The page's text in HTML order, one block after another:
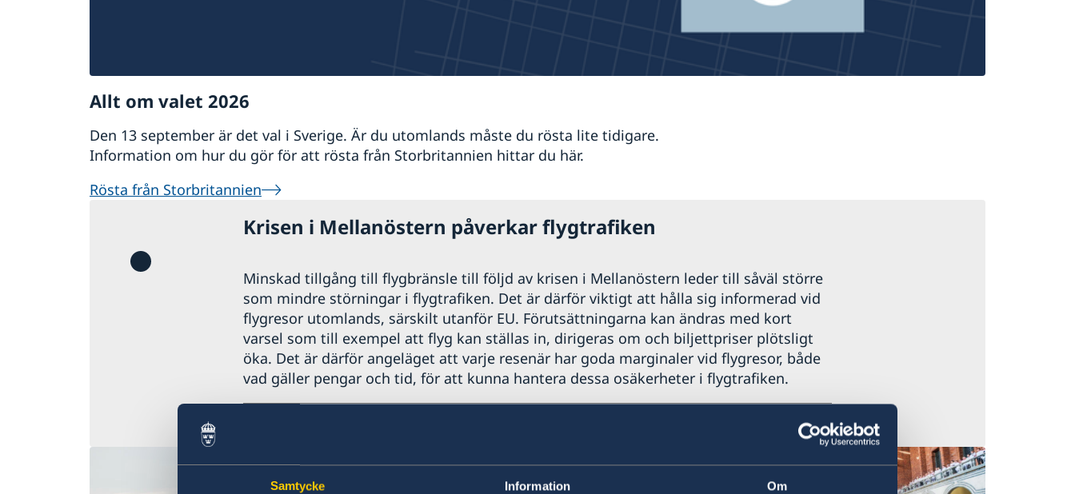
Samtycke Information Om
Allt om valet 2026
Den 13 september är det val i Sverige. Är du utomlands måste du rösta lite tidigare.
Information om hur du gör för att rösta från Storbritannien hittar du här.
Rösta från Storbritannien
Krisen i Mellanöstern påverkar flygtrafiken
Minskad tillgång till flygbränsle till följd av krisen i Mellanöstern leder till såväl större
som mindre störningar i flygtrafiken. Det är därför viktigt att hålla sig informerad vid
flygresor utomlands, särskilt utanför EU. Förutsättningarna kan ändras med kort
varsel som till exempel att flyg kan ställas in, dirigeras om och biljettpriser plötsligt
öka. Det är därför angeläget att varje resenär har goda marginaler vid flygresor, både
vad gäller pengar och tid, för att kunna hantera dessa osäkerheter i flygtrafiken.